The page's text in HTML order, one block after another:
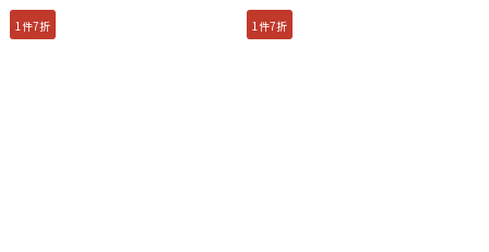
1件7折 1件7折